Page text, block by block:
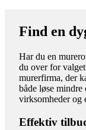
Find en
Har du en
du over for
murerfirma, der
både løse
virksomheder og
Effektiv